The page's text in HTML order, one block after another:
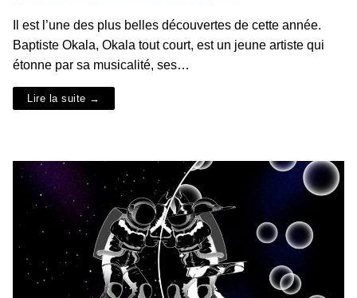
Il est l’une des plus belles découvertes de cette année.
Baptiste Okala, Okala tout court, est un jeune artiste qui
étonne par sa musicalité, ses…
Lire la suite →